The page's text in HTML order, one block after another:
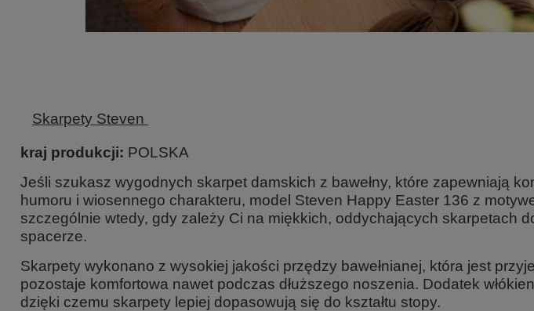
Skarpety Steven
kraj produkcji: POLSKA
Jeśli szukasz wygodnych skarpet damskich z bawełny, które zapewniają
humoru i wiosennego charakteru, model Steven Happy Easter 136 z
szczególnie wtedy, gdy zależy Ci na miękkich, oddychających skarpetach
spacerze.
Skarpety wykonano z wysokiej jakości przędzy bawełnianej, która jest
pozostaje komfortowa nawet podczas dłuższego noszenia. Dodatek
dzięki czemu skarpety lepiej dopasowują się do kształtu stopy.